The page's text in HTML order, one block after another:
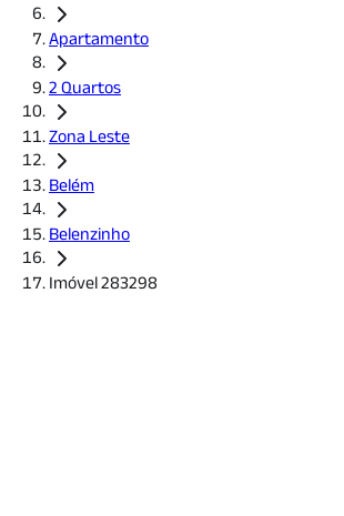
Apartamento
2 Quartos
Zona Leste
Belém
Belenzinho
Imóvel 283298